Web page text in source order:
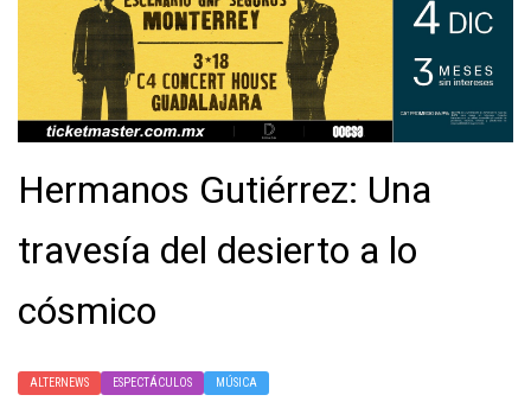
Hermanos Gutiérrez: Una
travesía del desierto a lo
cósmico
ALTERNEWS ESPECTÁCULOS MÚSICA